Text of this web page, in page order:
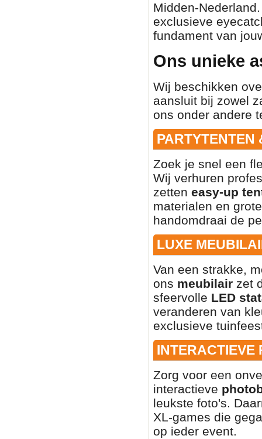
Midden-
exclusieve
fundament van
Ons unieke
Wij beschikken
aansluit bij zowel
ons onder andere
PARTYTENTEN
Zoek je snel een
Wij verhuren
zetten easy-up
materialen en
handomdraai de
LUXE
Van een strakke,
ons meubilair zet
sfeervolle LED
veranderen van
exclusieve
INTERACTIEVE
Zorg voor een
interactieve
leukste foto's.
XL-games die
op ieder event.